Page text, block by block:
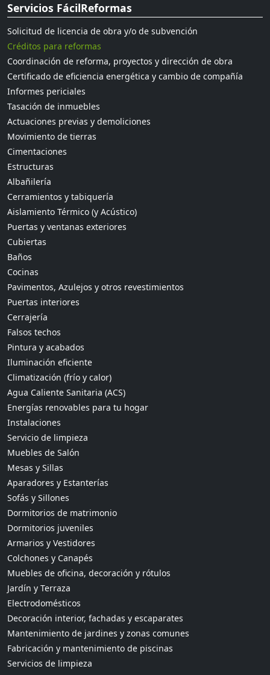
Servicios FácilReformas
Solicitud de licencia de obra y/o de subvención
Créditos para reformas
Coordinación de reforma, proyectos y dirección de obra
Certificado de eficiencia energética y cambio de compañía
Informes periciales
Tasación de inmuebles
Actuaciones previas y demoliciones
Movimiento de tierras
Cimentaciones
Estructuras
Albañilería
Cerramientos y tabiquería
Aislamiento Térmico (y Acústico)
Puertas y ventanas exteriores
Cubiertas
Baños
Cocinas
Pavimentos, Azulejos y otros revestimientos
Puertas interiores
Cerrajería
Falsos techos
Pintura y acabados
Iluminación eficiente
Climatización (frío y calor)
Agua Caliente Sanitaria (ACS)
Energías renovables para tu hogar
Instalaciones
Servicio de limpieza
Muebles de Salón
Mesas y Sillas
Aparadores y Estanterías
Sofás y Sillones
Dormitorios de matrimonio
Dormitorios juveniles
Armarios y Vestidores
Colchones y Canapés
Muebles de oficina, decoración y rótulos
Jardín y Terraza
Electrodomésticos
Decoración interior, fachadas y escaparates
Mantenimiento de jardines y zonas comunes
Fabricación y mantenimiento de piscinas
Servicios de limpieza